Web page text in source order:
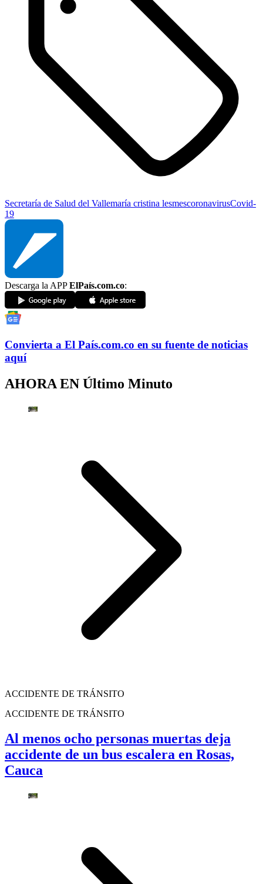
Secretaría de Salud del Vallemaría cristina lesmescoronavirusCovid-
19
Descarga la APPElPaís.com.co:
Convierta a El País.com.co en su fuente de noticias
aquí
AHORA EN Último Minuto
ACCIDENTE DE TRÁNSITO
ACCIDENTE DE TRÁNSITO
Al menos ocho personas muertas deja
accidente de un bus escalera en Rosas,
Cauca